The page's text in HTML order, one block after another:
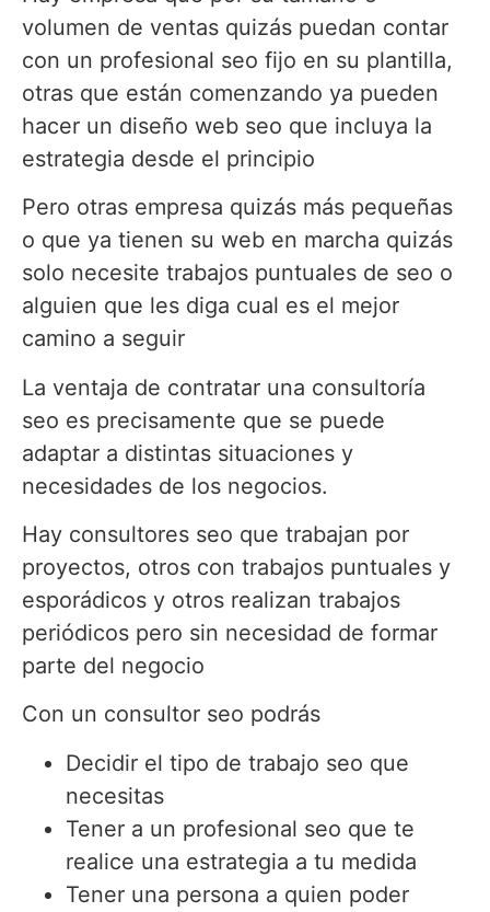
volumen de ventas quizás puedan contar
con un profesional seo fijo en su plantilla,
otras que están comenzando ya pueden
hacer un diseño web seo que incluya la
estrategia desde el principio
Pero otras empresa quizás más pequeñas
o que ya tienen su web en marcha quizás
solo necesite trabajos puntuales de seo o
alguien que les diga cual es el mejor
camino a seguir
La ventaja de contratar una consultoría
seo es precisamente que se puede
adaptar a distintas situaciones y
necesidades de los negocios.
Hay consultores seo que trabajan por
proyectos, otros con trabajos puntuales y
esporádicos y otros realizan trabajos
periódicos pero sin necesidad de formar
parte del negocio
Con un consultor seo podrás
Decidir el tipo de trabajo seo que
necesitas
Tener a un profesional seo que te
realice una estrategia a tu medida
Tener una persona a quien poder